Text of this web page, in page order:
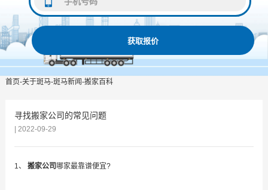
获取报价
首页-关于斑马-斑马新闻-搬家百科
寻找搬家公司的常见问题
| 2022-09-29
1、 搬家公司哪家最靠谱便宜?